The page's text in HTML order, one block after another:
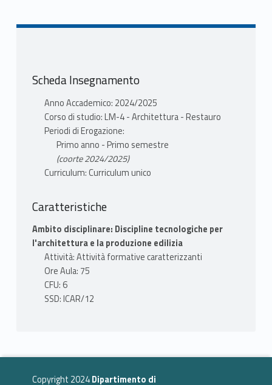
Scheda Insegnamento
Anno Accademico: 2024/2025
Corso di studio: LM-4 - Architettura - Restauro
Periodi di Erogazione:
Primo anno - Primo semestre
(coorte 2024/2025)
Curriculum: Curriculum unico
Caratteristiche
Ambito disciplinare: Discipline tecnologiche per
l'architettura e la produzione edilizia
Attività: Attività formative caratterizzanti
Ore Aula: 75
CFU: 6
SSD: ICAR/12
Copyright 2024Dipartimento di